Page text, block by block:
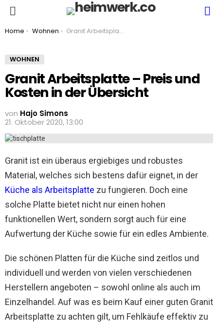
You are here:
Home Wohnen Granit Arbeitsplatte – Preis und Kosten in der Übersicht
WOHNEN
Granit Arbeitsplatte – Preis und
Kosten in der Übersicht
von Hajo Simons
21. Oktober 2020, 13:00
Granit ist ein überaus ergiebiges und robustes
Material, welches sich bestens dafür eignet, in der
Küche als Arbeitsplatte zu fungieren. Doch eine
solche Platte bietet nicht nur einen hohen
funktionellen Wert, sondern sorgt auch für eine
Aufwertung der Küche sowie für ein edles Ambiente.
Die schönen Platten für die Küche sind zeitlos und
individuell und werden von vielen verschiedenen
Herstellern angeboten – sowohl online als auch im
Einzelhandel. Auf was es beim Kauf einer guten Granit
Arbeitsplatte zu achten gilt, um Fehlkäufe effektiv zu